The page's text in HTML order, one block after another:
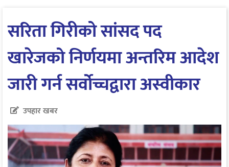
सरिता गिरीको सांसद पद
खारेजको निर्णयमा अन्तरिम आदेश
जारी गर्न सर्वोच्चद्वारा अस्वीकार
उपहार खबर